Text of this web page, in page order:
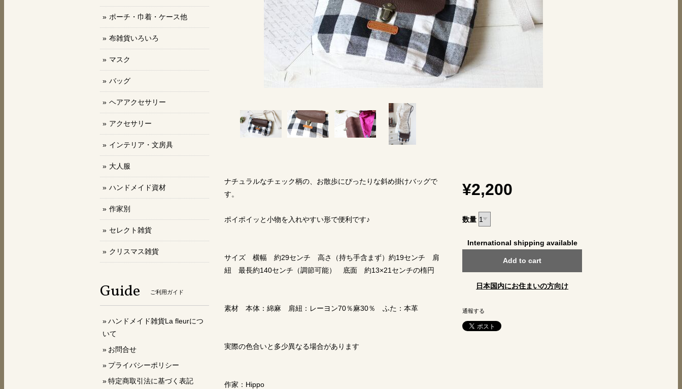
ナチュラルなチェック柄の、お散歩にぴったりな斜め掛けバッグで
す。
ポイポイッと小物を入れやすい形で便利です♪
サイズ 横幅 約29センチ 高さ（持ち手含まず）約19センチ 肩
紐 最長約140センチ（調節可能） 底面 約13×21センチの楕円
素材 本体：綿麻 肩紐：レーヨン70％麻30％ ふた：本革
実際の色合いと多少異なる場合があります
作家：Hippo
¥2,200
数量
International shipping available
Add to cart
日本国内にお住まいの方向け
通報する
ポーチ・巾着・ケース他
布雑貨いろいろ
マスク
バッグ
ヘアアクセサリー
アクセサリー
インテリア・文房具
大人服
ハンドメイド資材
作家別
セレクト雑貨
クリスマス雑貨
Guide ご利用ガイド
ハンドメイド雑貨La fleurにつ
いて
お問合せ
プライバシーポリシー
特定商取引法に基づく表記